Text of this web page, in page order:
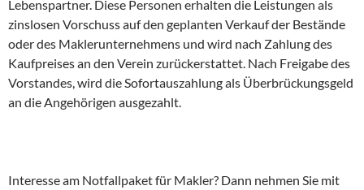
Lebenspartner. Diese Personen erhalten die Leistungen als
zinslosen Vorschuss auf den geplanten Verkauf der Bestände
oder des Maklerunternehmens und wird nach Zahlung des
Kaufpreises an den Verein zurückerstattet. Nach Freigabe des
Vorstandes, wird die Sofortauszahlung als Überbrückungsgeld
an die Angehörigen ausgezahlt.
Interesse am Notfallpaket für Makler? Dann nehmen Sie mit